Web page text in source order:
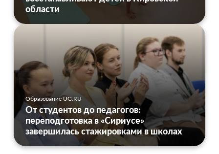
области
Образование UG.RU
От студентов до педагогов:
переподготовка в «Сириусе»
завершилась стажировками в школах